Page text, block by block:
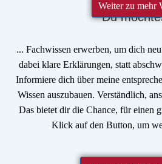
Du
... Fachwissen erwerben, um dich
dabei klare Erklärungen, statt
Informiere dich über meine
Wissen auszubauen. Verständlich,
Das bietet dir die Chance, für einen
Klick auf den Button, um
Weiter zu mehr